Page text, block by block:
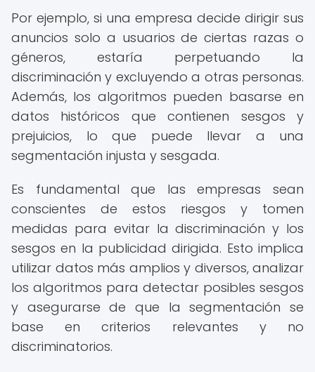
Por ejemplo, si una empresa decide dirigir sus
anuncios solo a usuarios de ciertas razas o
géneros, estaría perpetuando la
discriminación y excluyendo a otras personas.
Además, los algoritmos pueden basarse en
datos históricos que contienen sesgos y
prejuicios, lo que puede llevar a una
segmentación injusta y sesgada.
Es fundamental que las empresas sean
conscientes de estos riesgos y tomen
medidas para evitar la discriminación y los
sesgos en la publicidad dirigida. Esto implica
utilizar datos más amplios y diversos, analizar
los algoritmos para detectar posibles sesgos
y asegurarse de que la segmentación se
base en criterios relevantes y no
discriminatorios.